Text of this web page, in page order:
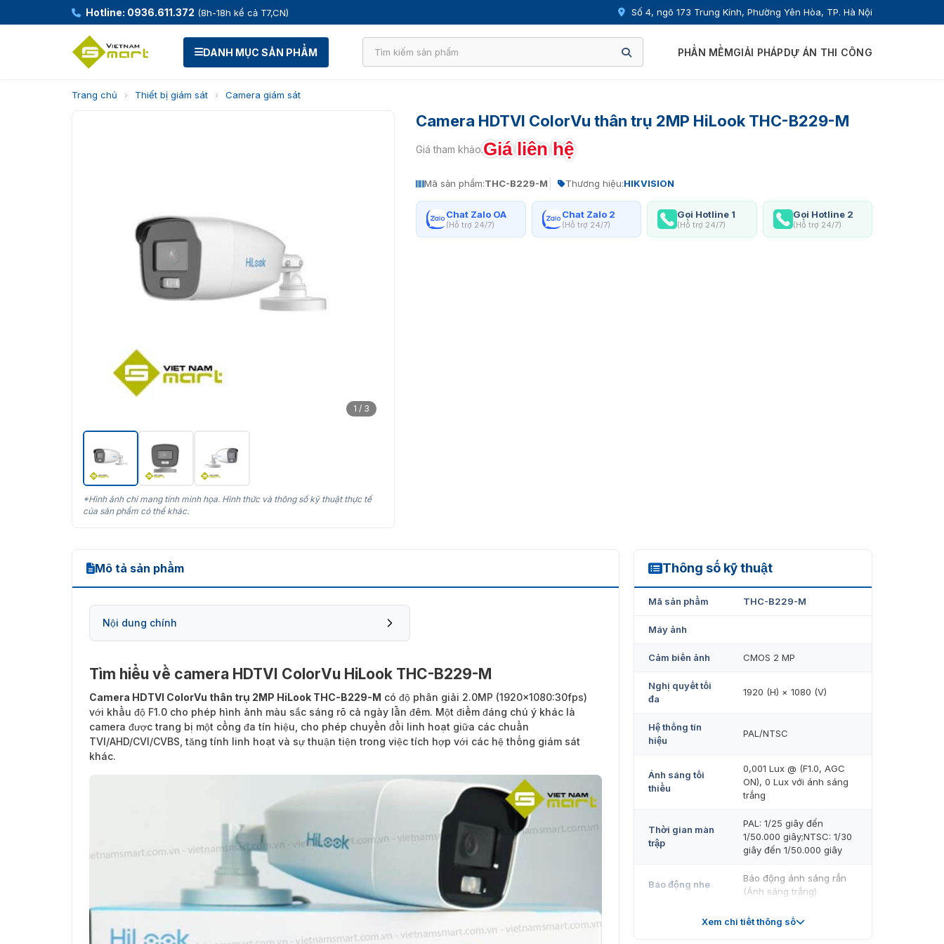
Hotline: 0936.611.372 (8h-18h kể cả T7,CN) Số 4, ngõ 173 Trung Kính, Phường Yên Hòa, TP. Hà Nội
DANH MỤC SẢN PHẨM PHẦN MỀMGIẢI PHÁPDỰ ÁN THI CÔNG
Trang chủ › Thiết bị giám sát › Camera giám sát
1 / 3
*Hình ảnh chỉ mang tính minh họa. Hình thức và thông số kỹ thuật thực tế
của sản phẩm có thể khác.
Camera HDTVI ColorVu thân trụ 2MP HiLook THC-B229-M
Giá tham khảo:Giá liên hệ
Mã sản phẩm:THC-B229-M Thương hiệu:HIKVISION
Chat Zalo OA
(Hỗ trợ 24/7)
Chat Zalo 2
(Hỗ trợ 24/7)
Gọi Hotline 1
(Hỗ trợ 24/7)
Gọi Hotline 2
(Hỗ trợ 24/7)
Mô tả sản phẩm
Nội dung chính
Tìm hiểu về camera HDTVI ColorVu HiLook THC-B229-M
Camera HDTVI ColorVu thân trụ 2MP HiLook THC-B229-M có độ phân giải 2.0MP (1920×1080:30fps)
với khẩu độ F1.0 cho phép hình ảnh màu sắc sáng rõ cả ngày lẫn đêm. Một điểm đáng chú ý khác là
camera được trang bị một cổng đa tín hiệu, cho phép chuyển đổi linh hoạt giữa các chuẩn
TVI/AHD/CVI/CVBS, tăng tính linh hoạt và sự thuận tiện trong việc tích hợp với các hệ thống giám sát
khác.
Thông số kỹ thuật
THC-B229-M
Mã sản phẩm THC-B229-M
Máy ảnh
Cảm biến ảnh CMOS 2 MP
Nghị quyết tối
đa
1920 (H) × 1080 (V)
Hệ thống tín
hiệu
PAL/NTSC
Ánh sáng tối
thiểu
0,001 Lux @ (F1.0, AGC
ON), 0 Lux với ánh sáng
trắng
Thời gian màn
trập
PAL: 1/25 giây đến
1/50.000 giây;NTSC: 1/30
giây đến 1/50.000 giây
Báo động nhẹ
Báo động ánh sáng rắn
(Ánh sáng trắng)
Hình ảnh màu 24/7
Xem chi tiết thông số